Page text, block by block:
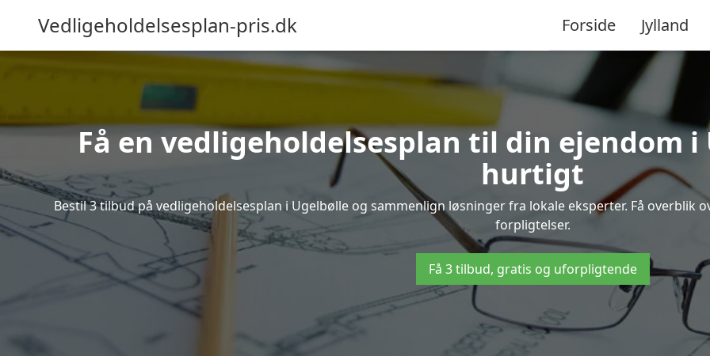
Vedligeholdelsesplan-pris.dk Forside Jylland
Få en vedligeholdelsesplan til din ejendom i
hurtigt
Bestil 3 tilbud på vedligeholdelsesplan i Ugelbølle og sammenlign løsninger fra lokale eksperter. Få overblik
forpligtelser.
Få 3 tilbud, gratis og uforpligtende